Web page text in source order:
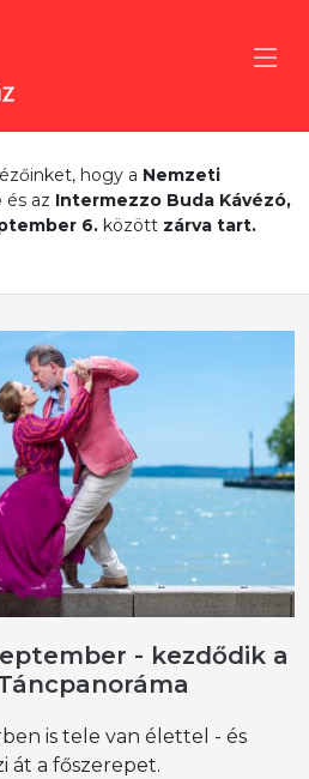
hogy a Nemzeti
és az Intermezzo Buda Kávézó,
6. között zárva tart.
- kezdődik a
is tele van élettel - és
át a főszerepet.